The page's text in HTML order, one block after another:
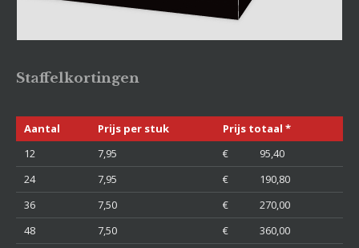
Staffelkortingen
Aantal Prijs per stuk
Prijs totaal *
12
7,95
€ 95,40
24
7,95
€ 190,80
36
7,50
€ 270,00
48
7,50
€ 360,00